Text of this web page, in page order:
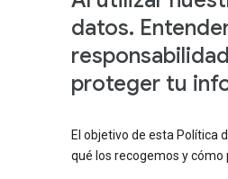
datos.
proteger tu
El objetivo de esta Política
qué los recogemos y